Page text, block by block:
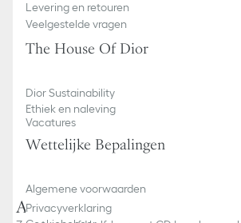
A4-pouch
Levering en retouren
Veelgestelde vragen
The House Of Dior
Dior Sustainability
Ethiek en naleving
Vacatures
Wettelijke Bepalingen
Algemene voorwaarden
Privacyverklaring